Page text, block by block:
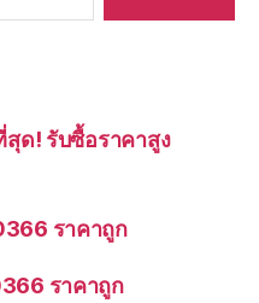
ด! รับซื้อราคาสูง
ราคาถูก
ราคาถูก